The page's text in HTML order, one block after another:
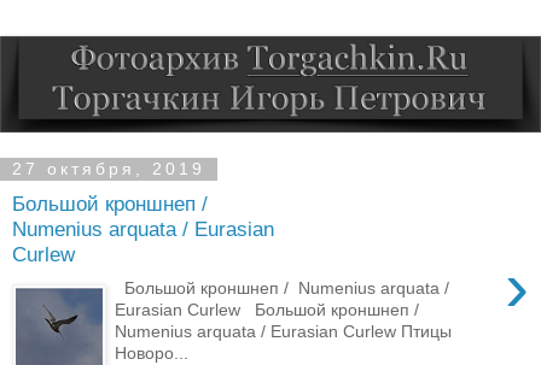
27 октября, 2019
Большой кроншнеп /
Numenius arquata / Eurasian
Curlew
›
Большой кроншнеп / Numenius arquata /
Eurasian Curlew Большой кроншнеп /
Numenius arquata / Eurasian Curlew Птицы
Новоро...